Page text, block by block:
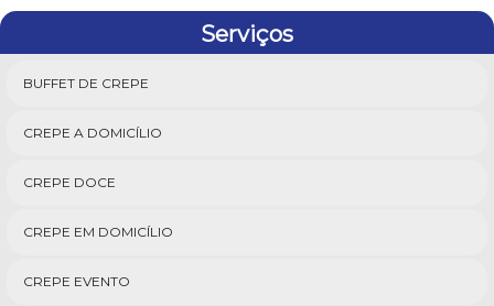
Serviços
BUFFET DE CREPE
CREPE A DOMICÍLIO
CREPE DOCE
CREPE EM DOMICÍLIO
CREPE EVENTO